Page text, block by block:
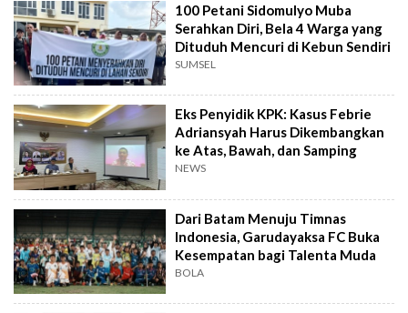
100 Petani Sidomulyo Muba
Serahkan Diri, Bela 4 Warga yang
Dituduh Mencuri di Kebun Sendiri
SUMSEL
Eks Penyidik KPK: Kasus Febrie
Adriansyah Harus Dikembangkan
ke Atas, Bawah, dan Samping
NEWS
Dari Batam Menuju Timnas
Indonesia, Garudayaksa FC Buka
Kesempatan bagi Talenta Muda
BOLA